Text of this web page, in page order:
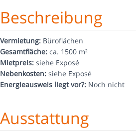
Beschreibung
Vermietung: Büroflächen
Gesamtfläche: ca. 1500 m²
Mietpreis: siehe Exposé
Nebenkosten: siehe Exposé
Energieausweis liegt vor?: Noch nicht
Ausstattung